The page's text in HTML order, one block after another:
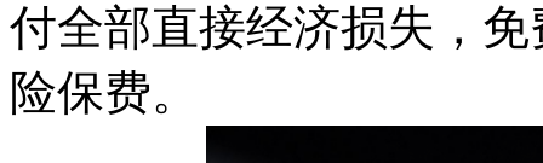
付全部直接经济损失，
险保费。